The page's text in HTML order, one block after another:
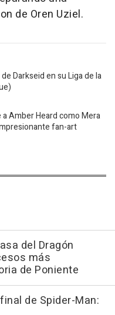
de Oren Uziel.
Darkseid en su Liga de la
Amber Heard como Mera
fan-art
del Dragón
más
de Poniente
de Spider-Man: